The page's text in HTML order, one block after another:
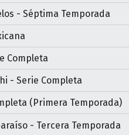
- Séptima Temporada
Completa
- Serie Completa
(Primera Temporada)
- Tercera Temporada